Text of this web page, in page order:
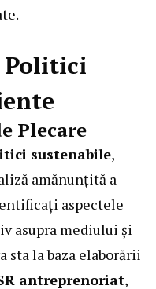
Politici
Plecare
sustenabile,
amănunțită a
aspectele
asupra mediului și
sta la baza elaborării
antreprenoriat,